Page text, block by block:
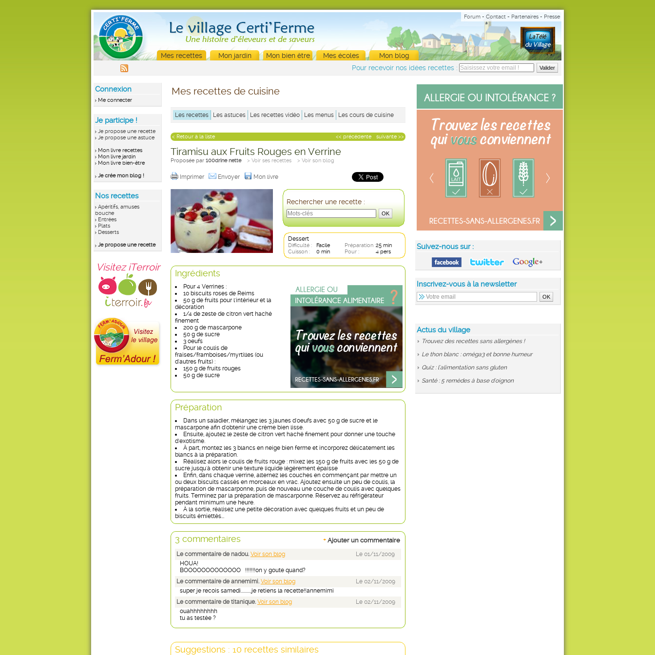
Forum - Contact - Partenaires - Presse
Mes recettes Mon jardin Mon bien être Mes écoles
Mon blog
Pour recevoir nos idées recettes :
Connexion
Me connecter
Je participe !
Je propose une recette
Je propose une astuce
Mon livre recettes
Mon livre jardin
Mon livre bien-être
Je crée mon blog !
Nos recettes
Apéritifs, amuses
bouche
Entrées
Plats
Desserts
Je propose une recette
Visitez iTerroir
Suivez-nous sur :
Inscrivez-vous à la newsletter
Actus du village
Trouvez des recettes sans allergènes !
Le thon blanc : oméga3 et bonne humeur
Quiz : l'alimentation sans gluten
Santé : 5 remèdes à base d'oignon
Mes recettes de cuisine
Les recettes Les astuces Les recettes vidéo Les menus Les cours de cuisine
suivante >>
<< précédente
< Retour à la liste
Tiramisu aux Fruits Rouges en Verrine
Proposée par 100drine nette > Voir ses recettes > Voir son blog
Imprimer Envoyer Mon livre
Rechercher une recette :
Dessert
Difficulté : Facile Préparation :25 min
Cuisson :
0 min Pour : 4 pers
Ingrédients
Pour 4 Verrines :
10 biscuits roses de Reims
50 g de fruits pour l'intérieur et la
décoration
1/4 de zeste de citron vert haché
finement
200 g de mascarpone
50 g de sucre
3 oeufs
Pour le coulis de
fraises/framboises/myrtilles (ou
d'autres fruits) :
150 g de fruits rouges
50 g de sucre
Préparation
Dans un saladier, mélangez les 3 jaunes d'oeufs avec 50 g de sucre et le
mascarpone afin d'obtenir une crème bien lisse.
Ensuite, ajoutez le zeste de citron vert haché finement pour donner une touche
d'exotisme.
À part, montez les 3 blancs en neige bien ferme et incorporez délicatement les
blancs à la préparation.
Réalisez alors le coulis de fruits rouge : mixez les 150 g de fruits avec les 50 g de
sucre jusqu'à obtenir une texture liquide légèrement épaisse
Enfin, dans chaque verrine, alternez les couches en commençant par mettre un
ou deux biscuits cassés en morceaux en vrac. Ajoutez ensuite un peu de coulis, la
préparation de mascarponne, puis de nouveau une couche de coulis avec quelques
fruits. Terminez par la préparation de mascarponne. Réservez au réfrigérateur
pendant minimum une heure.
À la sortie, réalisez une petite décoration avec quelques fruits et un peu de
biscuits émiettés...
+ Ajouter un commentaire
3 commentaires
Le commentaire de nadou. Voir son blog
Le 01/11/2009
HOUA!
BOOOOOOOOOOOOO !!!!!!!on y goute quand?
Le commentaire de annemimi. Voir son blog
Le 02/11/2009
super je recois samedi...........je retiens la recette!!annemimi
Le commentaire de titanique. Voir son blog
Le 02/11/2009
ouahhhhhhhh
tu as testée ?
Suggestions : 10 recettes similaires